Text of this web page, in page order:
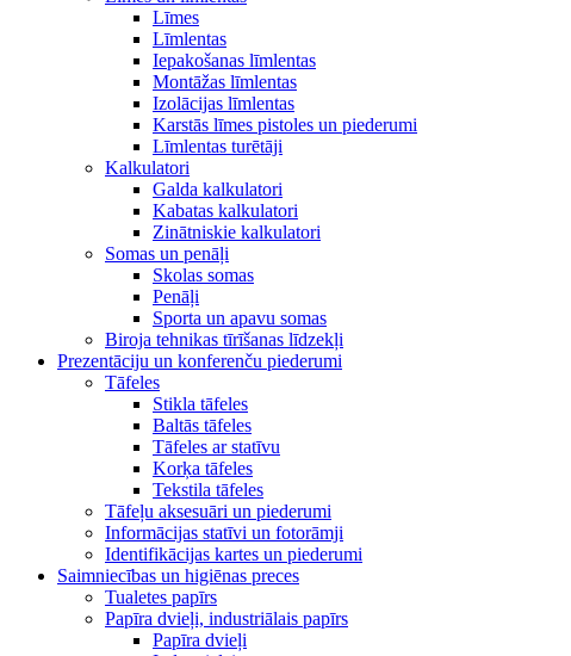
Līmes
Līmlentas
Iepakošanas līmlentas
Montāžas līmlentas
Izolācijas līmlentas
Karstās līmes pistoles un piederumi
Līmlentas turētāji
Kalkulatori
Galda kalkulatori
Kabatas kalkulatori
Zinātniskie kalkulatori
Somas un penāļi
Skolas somas
Penāļi
Sporta un apavu somas
Biroja tehnikas tīrīšanas līdzekļi
Prezentāciju un konferenču piederumi
Tāfeles
Stikla tāfeles
Baltās tāfeles
Tāfeles ar statīvu
Korķa tāfeles
Tekstila tāfeles
Tāfeļu aksesuāri un piederumi
Informācijas statīvi un fotorāmji
Identifikācijas kartes un piederumi
Saimniecības un higiēnas preces
Tualetes papīrs
Papīra dvieļi, industriālais papīrs
Papīra dvieļi